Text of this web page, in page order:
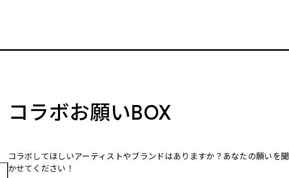
コラボお願いBOX
コラボしてほしいアーティストやブランドはありますか？あなたの願いを聞
かせてください！